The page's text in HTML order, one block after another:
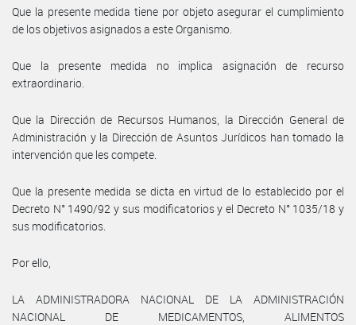
Que la presente medida tiene por objeto asegurar el cumplimiento
de los objetivos asignados a este Organismo.
Que la presente medida no implica asignación de recurso
extraordinario.
Que la Dirección de Recursos Humanos, la Dirección General de
Administración y la Dirección de Asuntos Jurídicos han tomado la
intervención que les compete.
Que la presente medida se dicta en virtud de lo establecido por el
Decreto N° 1490/92 y sus modificatorios y el Decreto N° 1035/18 y
sus modificatorios.
Por ello,
LA ADMINISTRADORA NACIONAL DE LA ADMINISTRACIÓN
NACIONAL DE MEDICAMENTOS, ALIMENTOS